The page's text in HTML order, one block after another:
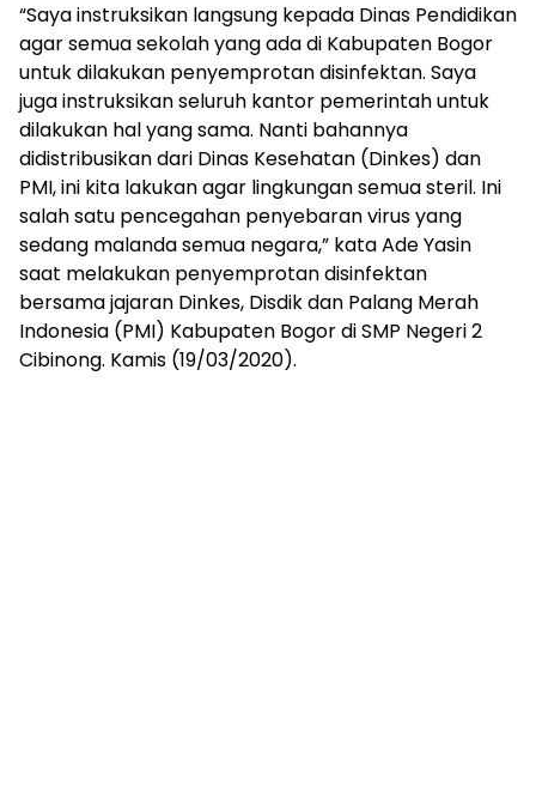
“Saya instruksikan langsung kepada Dinas Pendidikan
agar semua sekolah yang ada di Kabupaten Bogor
untuk dilakukan penyemprotan disinfektan. Saya
juga instruksikan seluruh kantor pemerintah untuk
dilakukan hal yang sama. Nanti bahannya
didistribusikan dari Dinas Kesehatan (Dinkes) dan
PMI, ini kita lakukan agar lingkungan semua steril. Ini
salah satu pencegahan penyebaran virus yang
sedang malanda semua negara,” kata Ade Yasin
saat melakukan penyemprotan disinfektan
bersama jajaran Dinkes, Disdik dan Palang Merah
Indonesia (PMI) Kabupaten Bogor di SMP Negeri 2
Cibinong. Kamis (19/03/2020).